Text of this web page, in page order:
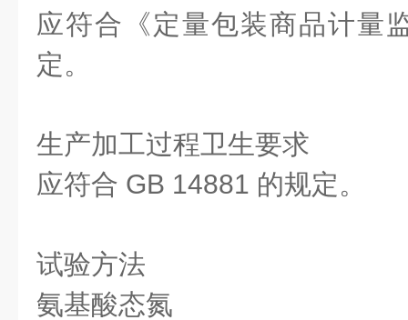
应符合《定量包装商品计量
定。
生产加工过程卫生要求
应符合 GB 14881 的规定。
试验方法
氨基酸态氮